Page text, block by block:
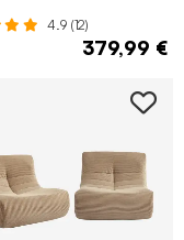
4.9 (12)
379,99 €